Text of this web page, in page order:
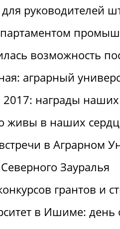
для руководителей
возможность
аграрный
награды наших
живы в наших
в Аграрном
Зауралья
грантов и
в Ишиме: день